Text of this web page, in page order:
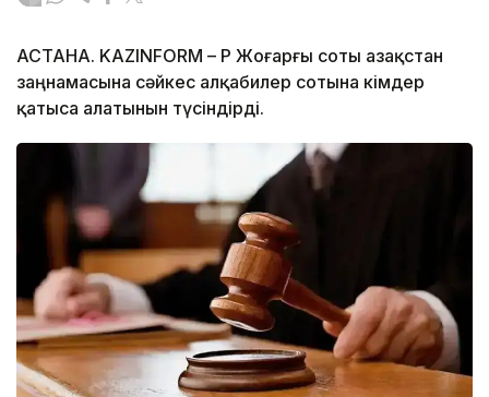
АСТАНА. KAZINFORM – ҚР Жоғарғы соты Қазақстан
заңнамасына сәйкес алқабилер сотына кімдер
қатыса алатынын түсіндірді.